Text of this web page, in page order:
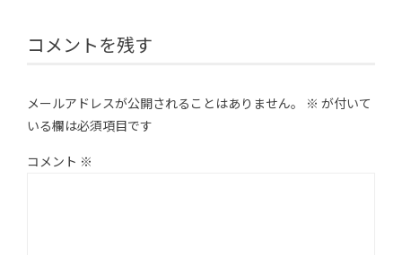
コメントを残す
メールアドレスが公開されることはありません。 ※ が付いて
いる欄は必須項目です
コメント ※